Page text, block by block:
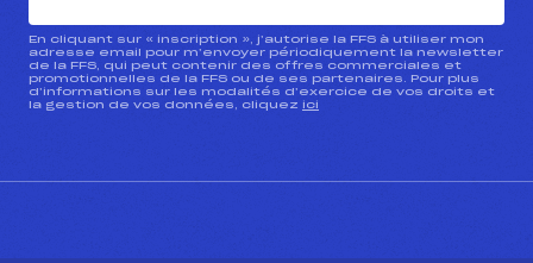
En cliquant sur « inscription », j’autorise la FFS à utiliser mon
adresse email pour m’envoyer périodiquement la newsletter
de la FFS, qui peut contenir des offres commerciales et
promotionnelles de la FFS ou de ses partenaires. Pour plus
d’informations sur les modalités d’exercice de vos droits et
la gestion de vos données, cliquez ici